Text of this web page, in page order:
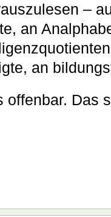
–
an
an
offenbar. Das